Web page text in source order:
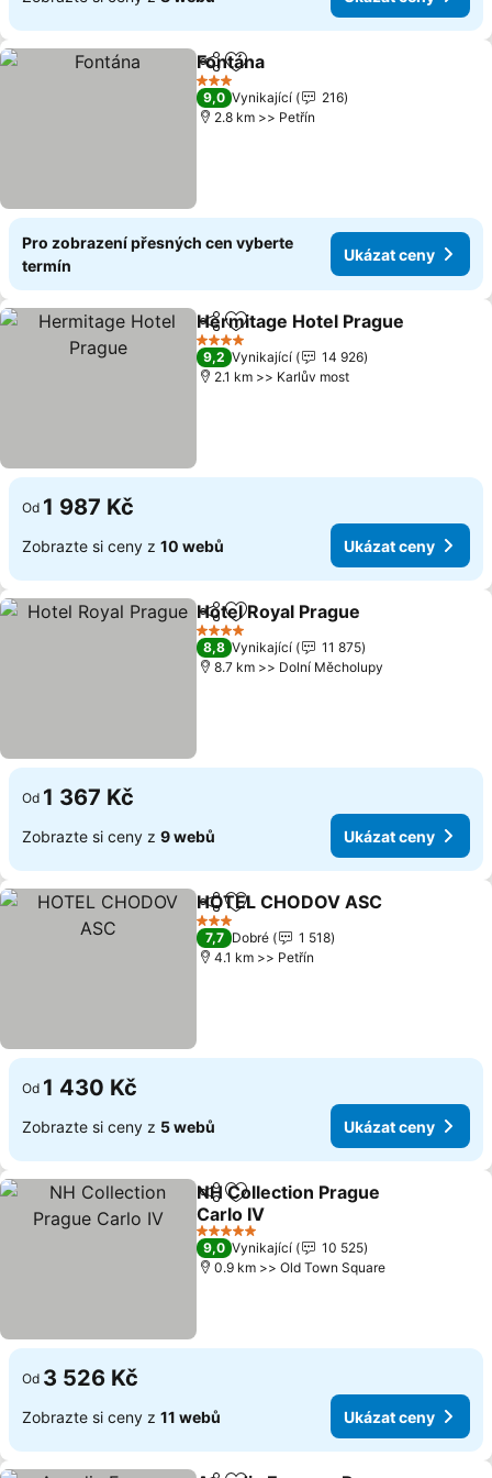
SdíletPřidat na seznam oblíbených
Fontána
3 Počet hvězdiček
9,0 Vynikající
216
2.8 km >> Petřín
Pro zobrazení přesných cen vyberte
termín
Ukázat ceny
SdíletPřidat na seznam oblíbených
Hermitage Hotel Prague
4 Počet hvězdiček
9,2 Vynikající
14 926
2.1 km >> Karlův most
Od 1 987 Kč
Zobrazte si ceny z 10 webů Ukázat ceny
SdíletPřidat na seznam oblíbených
Hotel Royal Prague
4 Počet hvězdiček
8,8 Vynikající
11 875
8.7 km >> Dolní Měcholupy
Od 1 367 Kč
Zobrazte si ceny z 9 webů Ukázat ceny
SdíletPřidat na seznam oblíbených
HOTEL CHODOV ASC
3 Počet hvězdiček
7,7 Dobré
1 518
4.1 km >> Petřín
Od 1 430 Kč
Zobrazte si ceny z 5 webů Ukázat ceny
SdíletPřidat na seznam oblíbených
NH Collection Prague
Carlo IV
Ukázat ceny
5 Počet hvězdiček
9,0 Vynikající
10 525
0.9 km >> Old Town Square
Od 3 526 Kč
Zobrazte si ceny z 11 webů Ukázat ceny